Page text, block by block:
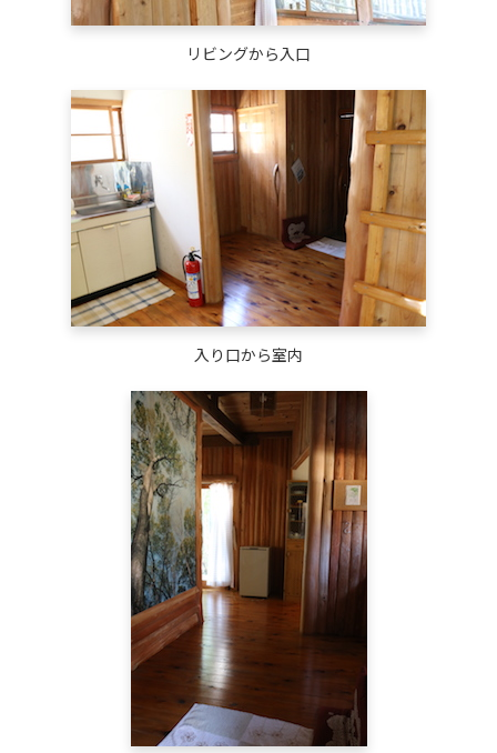
リビングから入口
入り口から室内